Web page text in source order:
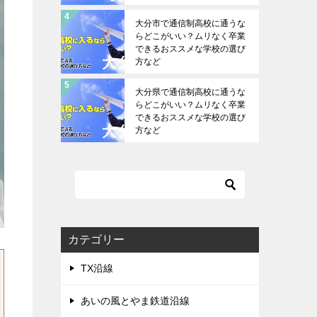
大分市で通信制高校に通うな
らどこがいい？ムリなく卒業
できるおススメな学校の選び
方など
大分県で通信制高校に通うな
らどこがいい？ムリなく卒業
できるおススメな学校の選び
方など
カテゴリー
TX沿線
あいの風とやま鉄道沿線